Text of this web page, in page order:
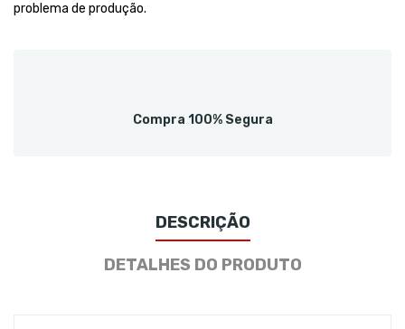
problema de produção.
Compra 100% Segura
DESCRIÇÃO
DETALHES DO PRODUTO